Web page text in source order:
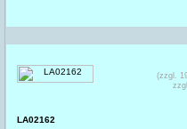
LA02162
(zzgl.